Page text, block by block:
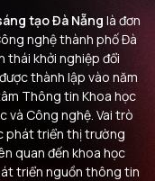
tạo Đà Nẵng là đơn
nghệ thành phố Đà
thái khởi nghiệp đổi
thành lập vào năm
Thông tin Khoa học
và Công nghệ. Vai trò
phát triển thị trường
quan đến khoa học
triển nguồn thông tin